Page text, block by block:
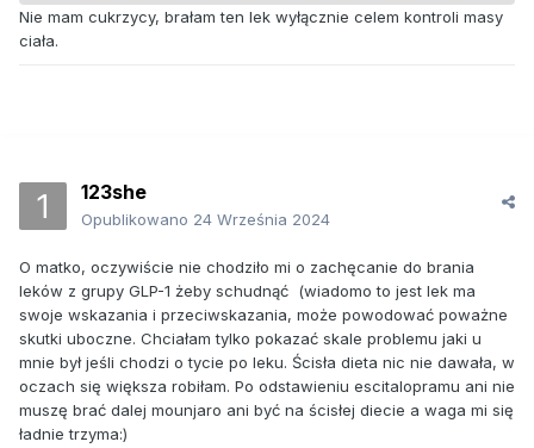
Nie mam cukrzycy, brałam ten lek wyłącznie celem kontroli masy
ciała.
123she
Opublikowano 24 Września 2024
O matko, oczywiście nie chodziło mi o zachęcanie do brania
leków z grupy GLP-1 żeby schudnąć (wiadomo to jest lek ma
swoje wskazania i przeciwskazania, może powodować poważne
skutki uboczne. Chciałam tylko pokazać skale problemu jaki u
mnie był jeśli chodzi o tycie po leku. Ścisła dieta nic nie dawała, w
oczach się większa robiłam. Po odstawieniu escitalopramu ani nie
muszę brać dalej mounjaro ani być na ścisłej diecie a waga mi się
ładnie trzyma:)